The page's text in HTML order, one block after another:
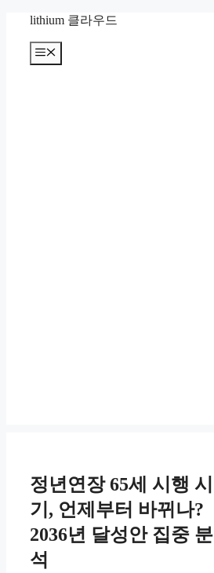
lithium 클라우드
메
뉴
정년연장 65세 시행 시
기, 언제부터 바뀌나?
2036년 달성안 집중 분
석